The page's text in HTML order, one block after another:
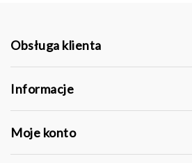
Obsługa klienta
Informacje
Moje konto